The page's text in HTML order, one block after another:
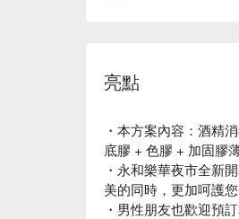
亮點
・本方案內容：酒精
底膠 + 色膠 + 加固膠
・永和樂華夜市全新
美的同時，更加呵護您
・男性朋友也歡迎預訂